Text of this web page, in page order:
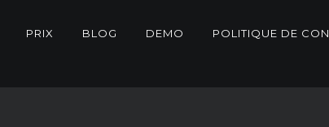
PRIX BLOG DEMO POLITIQUE DE